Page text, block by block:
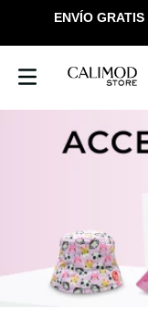
ENVÍO GRATIS